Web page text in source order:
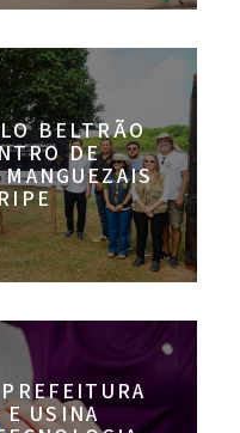
BELTRÃO
DE
E USINA